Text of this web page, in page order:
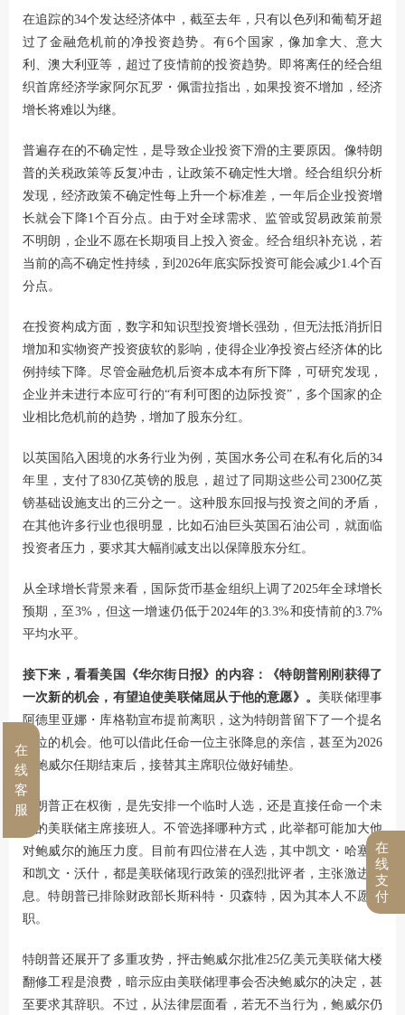
在追踪的34个发达经济体中，截至去年，只有以色列和葡萄牙超
过了金融危机前的净投资趋势。有6个国家，像加拿大、意大
利、澳大利亚等，超过了疫情前的投资趋势。即将离任的经合组
织首席经济学家阿尔瓦罗・佩雷拉指出，如果投资不增加，经济
增长将难以为继。
普遍存在的不确定性，是导致企业投资下滑的主要原因。像特朗
普的关税政策等反复冲击，让政策不确定性大增。经合组织分析
发现，经济政策不确定性每上升一个标准差，一年后企业投资增
长就会下降1个百分点。由于对全球需求、监管或贸易政策前景
不明朗，企业不愿在长期项目上投入资金。经合组织补充说，若
当前的高不确定性持续，到2026年底实际投资可能会减少1.4个百
分点。
在投资构成方面，数字和知识型投资增长强劲，但无法抵消折旧
增加和实物资产投资疲软的影响，使得企业净投资占经济体的比
例持续下降。尽管金融危机后资本成本有所下降，可研究发现，
企业并未进行本应可行的“有利可图的边际投资”，多个国家的企
业相比危机前的趋势，增加了股东分红。
以英国陷入困境的水务行业为例，英国水务公司在私有化后的34
年里，支付了830亿英镑的股息，超过了同期这些公司2300亿英
镑基础设施支出的三分之一。这种股东回报与投资之间的矛盾，
在其他许多行业也很明显，比如石油巨头英国石油公司，就面临
投资者压力，要求其大幅削减支出以保障股东分红。
从全球增长背景来看，国际货币基金组织上调了2025年全球增长
预期，至3%，但这一增速仍低于2024年的3.3%和疫情前的3.7%
平均水平。
接下来，看看美国《华尔街日报》的内容：《特朗普刚刚获得了
一次新的机会，有望迫使美联储屈从于他的意愿》。 美联储理事
阿德里亚娜・库格勒宣布提前离职，这为特朗普留下了一个提名
席位的机会。他可以借此任命一位主张降息的亲信，甚至为2026
年鲍威尔任期结束后，接替其主席职位做好铺垫。
特朗普正在权衡，是先安排一个临时人选，还是直接任命一个未
来的美联储主席接班人。不管选择哪种方式，此举都可能加大他
对鲍威尔的施压力度。目前有四位潜在人选，其中凯文・哈塞特
和凯文・沃什，都是美联储现行政策的强烈批评者，主张激进降
息。特朗普已排除财政部长斯科特・贝森特，因为其本人不愿离
职。
特朗普还展开了多重攻势，抨击鲍威尔批准25亿美元美联储大楼
翻修工程是浪费，暗示应由美联储理事会否决鲍威尔的决定，甚
至要求其辞职。不过，从法律层面看，若无不当行为，鲍威尔仍
在
线
客
服
在
线
支
付